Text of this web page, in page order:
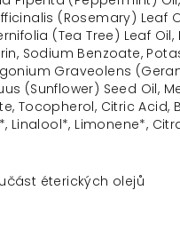
(Rosemary) Leaf
(Tea Tree) Leaf Oil,
Sodium Benzoate,
Graveolens
(Sunflower) Seed Oil,
Tocopherol, Citric Acid,
Linalool*, Limonene*,
éterických olejů